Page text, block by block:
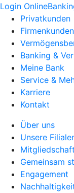
Login
Privatkunden
Firmenkunden
Banking &
Meine Bank
Service &
Karriere
Kontakt
Über uns
Unsere
Mitgliedschaft
Gemeinsam
Engagement